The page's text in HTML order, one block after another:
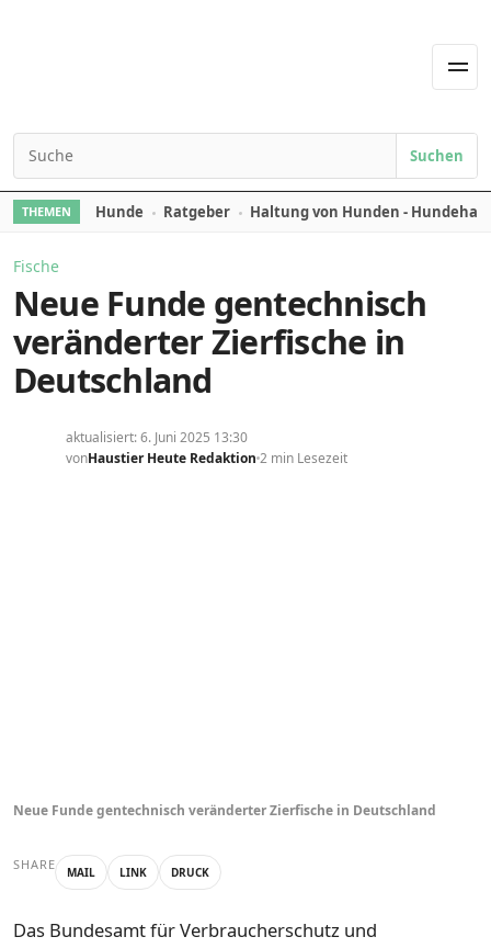
Search for:
Suchen
THEMEN Hunde Ratgeber Haltung von Hunden -
Fische
Neue Funde gentechnisch
veränderter Zierfische in
Deutschland
aktualisiert: 6. Juni 2025 13:30
vonHaustier Heute Redaktion 2 min Lesezeit
Neue Funde gentechnisch veränderter Zierfische in Deutschland
SHARE MAIL LINK DRUCK
Das Bundesamt für Verbraucherschutz und